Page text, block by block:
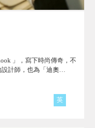
」，寫下時尚傳奇，不
計師，也為「迪奧
英